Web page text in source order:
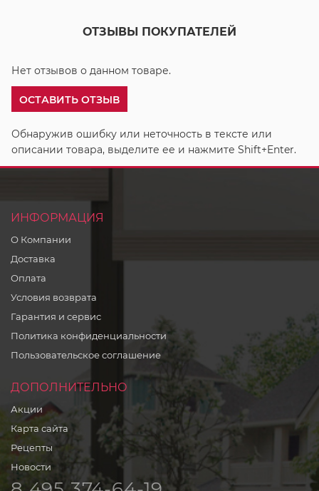
ОТЗЫВЫ ПОКУПАТЕЛЕЙ
Нет отзывов о данном товаре.
ОСТАВИТЬ ОТЗЫВ
Обнаружив ошибку или неточность в тексте или
описании товара, выделите ее и нажмите Shift+Enter.
ИНФОРМАЦИЯ
О Компании
Доставка
Оплата
Условия возврата
Гарантия и сервис
Политика конфиденциальности
Пользовательское соглашение
ДОПОЛНИТЕЛЬНО
Акции
Карта сайта
Рецепты
Новости